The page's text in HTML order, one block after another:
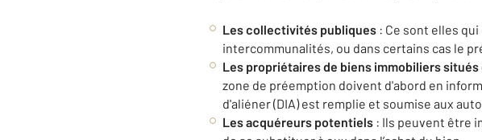
Les collectivités publiques : Ce sont elles
intercommunalités, ou dans certains cas le
Les propriétaires de biens immobiliers
zone de préemption doivent d'abord en
d'aliéner (DIA) est remplie et soumise aux
Les acquéreurs potentiels : Ils peuvent être